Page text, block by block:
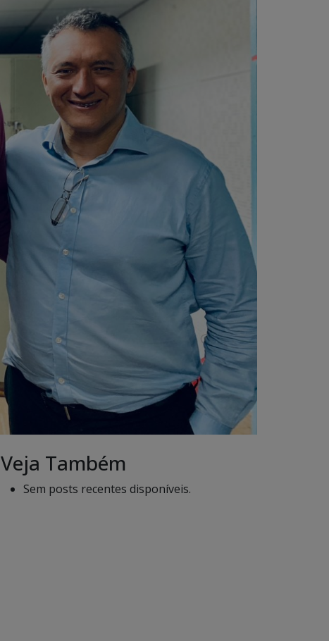
Veja Também
Sem posts recentes disponíveis.